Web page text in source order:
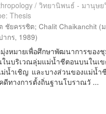
/ วิทยานิพนธ์ - มานุษย
Thesis
ชัยครรชิต;Chalit Chaikanchit (
ากร, 1989)
งหมายเพื่อศึกษาพัฒนาการของ
ในบริเวณลุ่มแม่น้ำชีตอนบนในเ
น้ำเชิญ และบางส่วนของแม่น้ำ
ทางการตั้งถิ่นฐานโบราณวั ...